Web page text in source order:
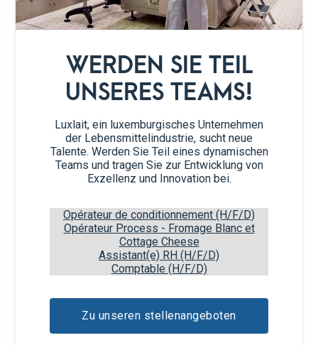
WERDEN SIE TEIL
UNSERES TEAMS!
Luxlait, ein luxemburgisches Unternehmen
der Lebensmittelindustrie, sucht neue
Talente. Werden Sie Teil eines dynamischen
Teams und tragen Sie zur Entwicklung von
Exzellenz und Innovation bei.
Opérateur de conditionnement (H/F/D)
Opérateur Process - Fromage Blanc et
Cottage Cheese
Assistant(e) RH (H/F/D)
Comptable (H/F/D)
Zu unseren stellenangeboten
Die Butter und den Zucker mit einem
elektrischen Mixer schlagen.
Den Honig und den Eggnog unterrühren.
Das Mehl, die gemahlenen Mandeln und
formen.
Die Teigkugel in zwei Hälften schneiden
und jede Hälfte in Frischhaltefolie wickeln.
Eine Stunde lang kühl stellen.
Den Backofen auf 180°C vorheizen.